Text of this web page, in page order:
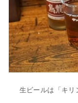
生ビールは「キ